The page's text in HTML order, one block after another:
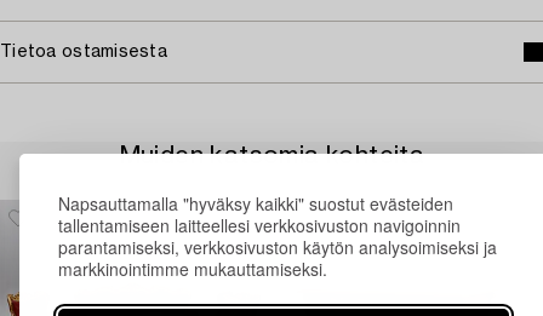
Napsauttamalla "hyväksy kaikki" suostut evästeiden
tallentamiseen laitteellesi verkkosivuston navigoinnin
parantamiseksi, verkkosivuston käytön analysoimiseksi ja
markkinointimme mukauttamiseksi.
Tietoa ostamisesta
Muiden katsomia kohteita